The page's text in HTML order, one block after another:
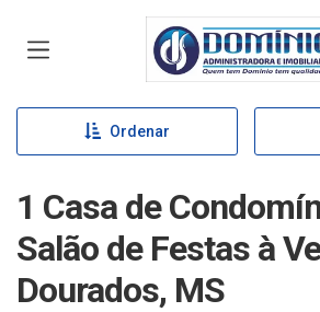
Página inicial
Ordenar
1 Casa de
Salão de Festas à
Dourados, MS